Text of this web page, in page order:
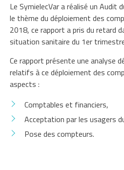
Le SymielecVar a réalisé un Audit
le thème du déploiement des
2018, ce rapport a pris du retard
situation sanitaire du 1er
Ce rapport présente une analyse
relatifs à ce déploiement des
aspects :
Comptables et financiers,
Acceptation par les usagers
Pose des compteurs.